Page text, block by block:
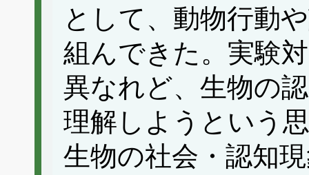
として、動物行動
組んできた。実験
異なれど、生物の
理解しようという
生物の社会・認知